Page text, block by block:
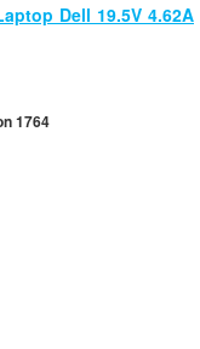
Dell 19.5V 4.62A
1764